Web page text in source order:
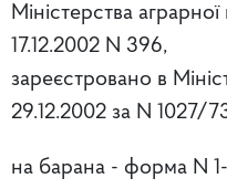
Міністерства
17.12.2002 N 396,
зареєстровано в
29.12.2002 за N 1027/
на барана - форма N